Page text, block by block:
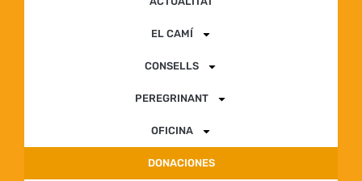
EL CAMÍ
CONSELLS
PEREGRINANT
OFICINA
DONACIONES